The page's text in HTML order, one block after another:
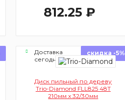
812.25 ₽
Доставка
сегодня
скидка -5%
Диск пильный по дереву
Trio-Diamond FLL825 48Т
210мм х 32/30мм